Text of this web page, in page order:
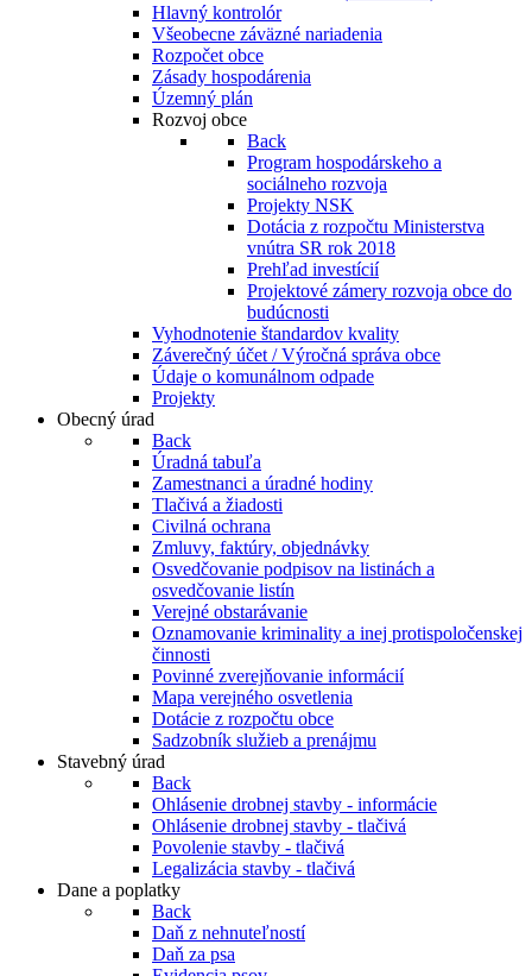
Hlavný kontrolór
Všeobecne záväzné nariadenia
Rozpočet obce
Zásady hospodárenia
Územný plán
Rozvoj obce
Back
Program hospodárskeho a
sociálneho rozvoja
Projekty NSK
Dotácia z rozpočtu Ministerstva
vnútra SR rok 2018
Prehľad investícií
Projektové zámery rozvoja obce do
budúcnosti
Vyhodnotenie štandardov kvality
Záverečný účet / Výročná správa obce
Údaje o komunálnom odpade
Projekty
Obecný úrad
Back
Úradná tabuľa
Zamestnanci a úradné hodiny
Tlačivá a žiadosti
Civilná ochrana
Zmluvy, faktúry, objednávky
Osvedčovanie podpisov na listinách a
osvedčovanie listín
Verejné obstarávanie
Oznamovanie kriminality a inej protispoločenskej
činnosti
Povinné zverejňovanie informácií
Mapa verejného osvetlenia
Dotácie z rozpočtu obce
Sadzobník služieb a prenájmu
Stavebný úrad
Back
Ohlásenie drobnej stavby - informácie
Ohlásenie drobnej stavby - tlačivá
Povolenie stavby - tlačivá
Legalizácia stavby - tlačivá
Dane a poplatky
Back
Daň z nehnuteľností
Daň za psa